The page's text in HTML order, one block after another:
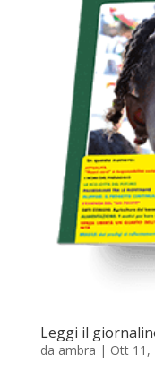
Leggi il
da ambra | Ott 11,